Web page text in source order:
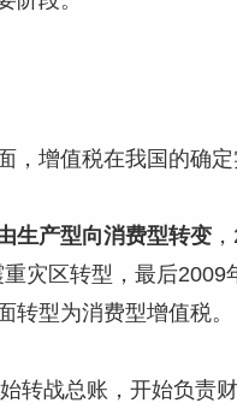
，增值税在我国的确
生产型向消费型转变
灾区转型，最后2009
型为消费型增值税。
转战总账，开始负责